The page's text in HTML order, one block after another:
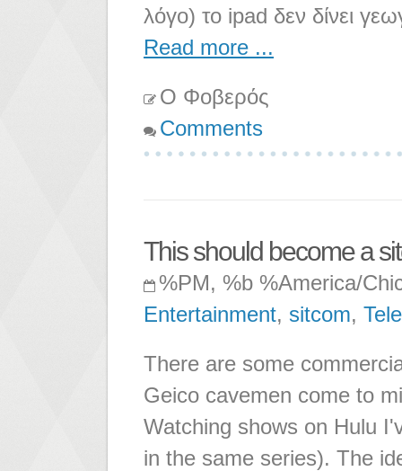
λόγο) το ipad δεν δίνει
Read more ...
Ο Φοβερός
Comments
This should become a
%PM, %b %America/
Entertainment, sitcom,
There are some
Geico cavemen come to
Watching shows on Hulu
in the same series). The